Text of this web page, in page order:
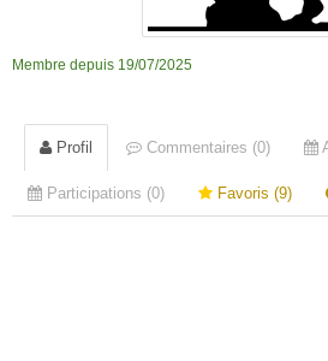
Membre depuis 19/07/2025
Profil Commentaires (0)
Participations (0) Favoris (9)